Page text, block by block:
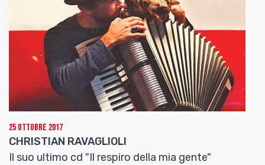
25 Ottobre 2017
CHRISTIAN RAVAGLIOLI
Il suo ultimo cd "Il respiro della mia gente"